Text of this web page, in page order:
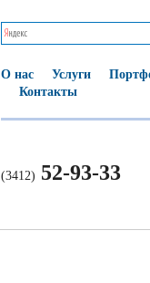
О нас Услуги
Контакты
(3412) 52-93-33